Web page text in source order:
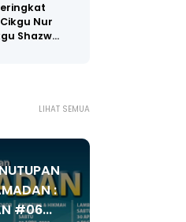
Nur
Shazw…
LIHAT SEMUA
:
#06...